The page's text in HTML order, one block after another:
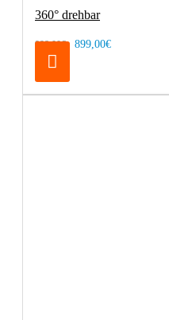
360° drehbar
998,00€ 899,00€